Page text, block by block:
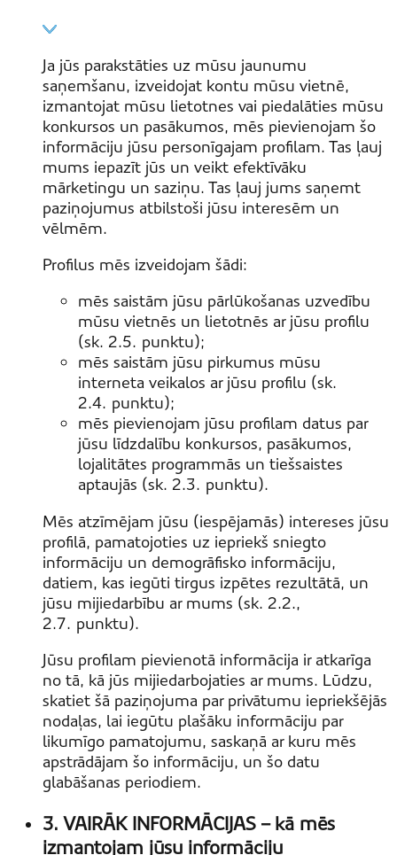
Ja jūs parakstāties uz mūsu jaunumu
saņemšanu, izveidojat kontu mūsu vietnē,
izmantojat mūsu lietotnes vai piedalāties mūsu
konkursos un pasākumos, mēs pievienojam šo
informāciju jūsu personīgajam profilam. Tas ļauj
mums iepazīt jūs un veikt efektīvāku
mārketingu un saziņu. Tas ļauj jums saņemt
paziņojumus atbilstoši jūsu interesēm un
vēlmēm.
Profilus mēs izveidojam šādi:
mēs saistām jūsu pārlūkošanas uzvedību
mūsu vietnēs un lietotnēs ar jūsu profilu
(sk. 2.5. punktu);
mēs saistām jūsu pirkumus mūsu
interneta veikalos ar jūsu profilu (sk.
2.4. punktu);
mēs pievienojam jūsu profilam datus par
jūsu līdzdalību konkursos, pasākumos,
lojalitātes programmās un tiešsaistes
aptaujās (sk. 2.3. punktu).
Mēs atzīmējam jūsu (iespējamās) intereses jūsu
profilā, pamatojoties uz iepriekš sniegto
informāciju un demogrāfisko informāciju,
datiem, kas iegūti tirgus izpētes rezultātā, un
jūsu mijiedarbību ar mums (sk. 2.2.,
2.7. punktu).
Jūsu profilam pievienotā informācija ir atkarīga
no tā, kā jūs mijiedarbojaties ar mums. Lūdzu,
skatiet šā paziņojuma par privātumu iepriekšējās
nodaļas, lai iegūtu plašāku informāciju par
likumīgo pamatojumu, saskaņā ar kuru mēs
apstrādājam šo informāciju, un šo datu
glabāšanas periodiem.
3. VAIRĀK INFORMĀCIJAS – kā mēs
izmantojam jūsu informāciju